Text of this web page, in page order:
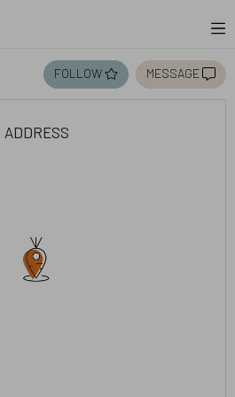
follow message
address